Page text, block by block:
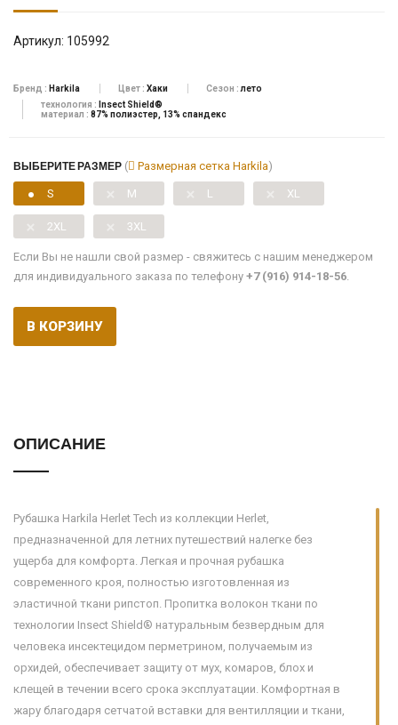
Артикул: 105992
Бренд : Harkila Цвет : Хаки Сезон :лето
технология : Insect Shield®
материал : 87% полиэстер, 13% спандекс
ВЫБЕРИТЕ РАЗМЕР ( Размерная сетка Harkila)
S M L XL
2XL 3XL
Если Вы не нашли свой размер - свяжитесь с нашим менеджером
для индивидуального заказа по телефону +7 (916) 914-18-56.
В КОРЗИНУ
ОПИСАНИЕ
Рубашка Harkila Herlet Tech из коллекции Herlet,
предназначенной для летних путешествий налегке без
ущерба для комфорта. Легкая и прочная рубашка
современного кроя, полностью изготовленная из
эластичной ткани рипстоп. Пропитка волокон ткани по
технологии Insect Shield® натуральным безвердным для
человека инсектецидом перметрином, получаемым из
орхидей, обеспечивает защиту от мух, комаров, блох и
клещей в течении всего срока эксплуатации. Комфортная в
жару благодаря сетчатой вставки для вентилляции и ткани,